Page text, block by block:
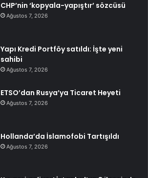
CHP’nin ‘kopyala-yapıştır’ sözcüsü
Ağustos 7, 2026
Yapı Kredi Portföy satıldı: İşte yeni
sahibi
Ağustos 7, 2026
ETSO’dan Rusya’ya Ticaret Heyeti
Ağustos 7, 2026
Hollanda’da İslamofobi Tartışıldı
Ağustos 7, 2026